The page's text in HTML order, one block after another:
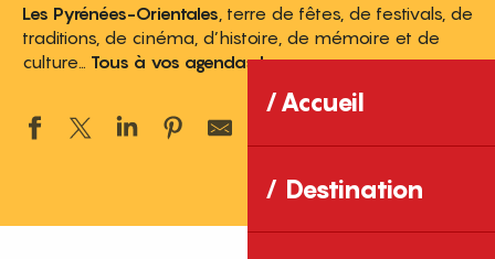
Accueil
Destination
Les Pyrénées-Orientales , terre de fêtes, de festivals, de
traditions, de cinéma, d’histoire, de mémoire et de
culture… Tous à vos agendas !